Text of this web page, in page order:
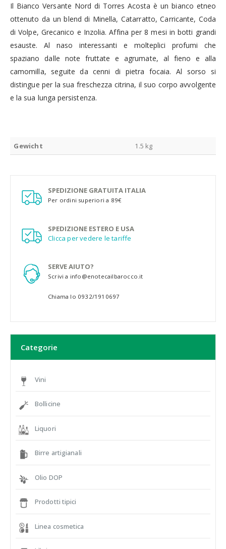
Il Bianco Versante Nord di Torres Acosta è un bianco etneo
ottenuto da un blend di Minella, Catarratto, Carricante, Coda
di Volpe, Grecanico e Inzolia. Affina per 8 mesi in botti grandi
esauste. Al naso interessanti e molteplici profumi che
spaziano dalle note fruttate e agrumate, al fieno e alla
camomilla, seguite da cenni di pietra focaia. Al sorso si
distingue per la sua freschezza citrina, il suo corpo avvolgente
e la sua lunga persistenza.
Gewicht 1.5 kg
SPEDIZIONE GRATUITA ITALIA
Per ordini superiori a 89€
SPEDIZIONE ESTERO E USA
Clicca per vedere le tariffe
SERVE AIUTO?
Scrivi a info@enotecailbarocco.it
Chiama lo 0932/1910697
Categorie
Vini
Bollicine
Liquori
Birre artigianali
Olio DOP
Prodotti tipici
Linea cosmetica